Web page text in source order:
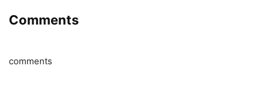
Comments
comments